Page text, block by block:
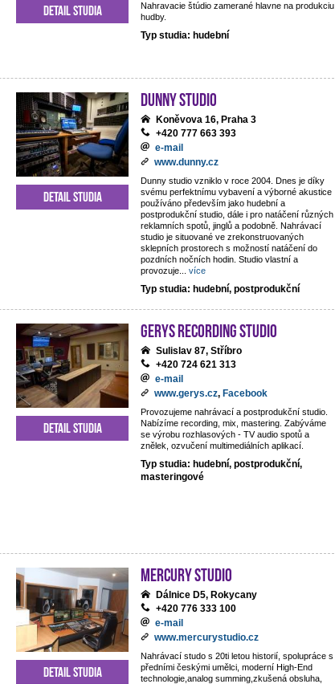
Nahravacie štúdio zamerané hlavne na produkciu
hudby.
Typ studia: hudební
Detail studia
Dunny studio
Koněvova 16, Praha 3
+420 777 663 393
e-mail
www.dunny.cz
Dunny studio vzniklo v roce 2004. Dnes je díky
svému perfektnímu vybavení a výborné akustice
používáno především jako hudební a
postprodukční studio, dále i pro natáčení různých
reklamních spotů, jinglů a podobně. Nahrávací
studio je situované ve zrekonstruovaných
sklepních prostorech s možností natáčení do
pozdních nočních hodin. Studio vlastní a
provozuje
více
Typ studia: hudební, postprodukční
Detail studia
Gerys Recording Studio
Sulislav 87, Stříbro
+420 724 621 313
e-mail
www.gerys.cz, Facebook
Provozujeme nahrávací a postprodukční studio.
Nabízíme recording, mix, mastering. Zabýváme
se výrobu rozhlasových - TV audio spotů a
znělek, ozvučení multimediálních aplikací.
Typ studia: hudební, postprodukční,
masteringové
Detail studia
Mercury studio
Dálnice D5, Rokycany
+420 776 333 100
e-mail
www.mercurystudio.cz
Nahrávací studo s 20ti letou historií, spolupráce s
předními českými umělci, moderní High-End
technologie,analog summing,zkušená obsluha,
Detail studia